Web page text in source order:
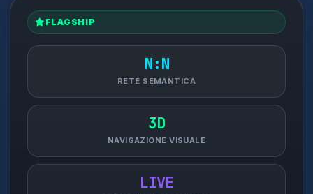
FLAGSHIP
N:N
RETE SEMANTICA
3D
NAVIGAZIONE VISUALE
LIVE